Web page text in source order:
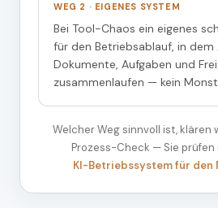
WEG 2 · EIGENES SYSTEM
Bei Tool-Chaos ein eigenes
für den Betriebsablauf, in dem
Dokumente, Aufgaben und
zusammenlaufen — kein
Welcher Weg sinnvoll ist,
Prozess-Check — Sie prüfen
KI-Betriebssystem für